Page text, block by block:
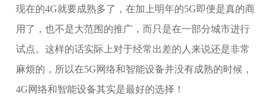
现在的4G就要成熟多了，在加上明年的5G即便是真的商
用了，也不是大范围的推广，而只是在一部分城市进行
试点。这样的话实际上对于经常出差的人来说还是非常
麻烦的，所以在5G网络和智能设备并没有成熟的时候，
4G网络和智能设备其实是最好的选择！